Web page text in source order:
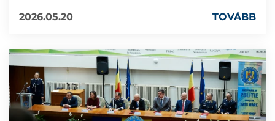
2026.05.20
TOVÁBB